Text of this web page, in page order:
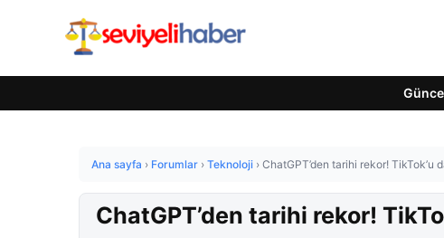
Ana sayfa › Forumlar › Teknoloji › ChatGPT’den tarihi rekor! TikTok’u
ChatGPT’den tarihi rekor!